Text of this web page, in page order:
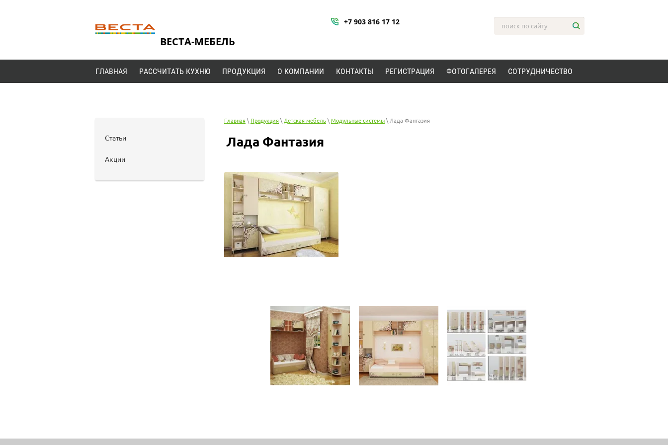
ВЕСТА-МЕБЕЛЬ
+7 903 816 17 12
ГЛАВНАЯ РАССЧИТАТЬ КУХНЮ ПРОДУКЦИЯ О КОМПАНИИ КОНТАКТЫ РЕГИСТРАЦИЯ ФОТОГАЛЕРЕЯ СОТРУДНИЧЕСТВО
Статьи
Акции
Главная \ Продукция \ Детская мебель \ Модульные системы \ Лада Фантазия
Лада Фантазия